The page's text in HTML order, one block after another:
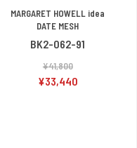
MARGARET HOWELL idea
DATE MESH
BK2-062-91
¥41,800
¥33,440